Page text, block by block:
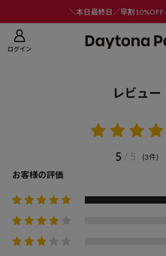
＼本日最終日／早割
ログイン
レビュー
5 / 5 (3件)
お客様の評価